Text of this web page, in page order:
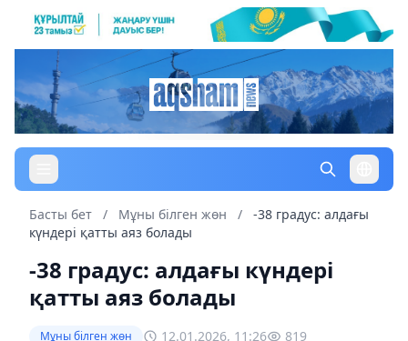
Басты бет / Мұны білген жөн /
-38 градус: алдағы
күндері қатты аяз болады
-38 градус: алдағы күндері
қатты аяз болады
Мұны білген жөн 12.01.2026, 11:26 819